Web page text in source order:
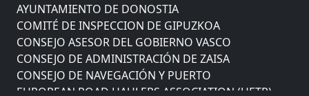
AYUNTAMIENTO DE DONOSTIA
COMITÉ DE INSPECCION DE GIPUZKOA
CONSEJO ASESOR DEL GOBIERNO VASCO
CONSEJO DE ADMINISTRACIÓN DE ZAISA
CONSEJO DE NAVEGACIÓN Y PUERTO
EUROPEAN ROAD HAULERS ASSOCIATION (UETR)